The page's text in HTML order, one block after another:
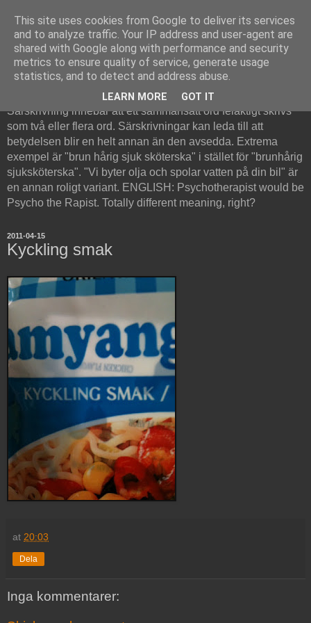
Särskrivning
Särskrivning innebär att ett sammansatt ord felaktigt skrivs
som två eller flera ord. Särskrivningar kan leda till att
betydelsen blir en helt annan än den avsedda. Extrema
exempel är "brun hårig sjuk sköterska" i stället för "brunhårig
sjuksköterska". "Vi byter olja och spolar vatten på din bil" är
en annan roligt variant. ENGLISH: Psychotherapist would be
Psycho the Rapist. Totally different meaning, right?
2011-04-15
Kyckling smak
at 20:03
Dela
Inga kommentarer:
This site uses cookies from Google to deliver its services
and to analyze traffic. Your IP address and user-agent are
shared with Google along with performance and security
metrics to ensure quality of service, generate usage
statistics, and to detect and address abuse.
LEARN MORE GOT IT